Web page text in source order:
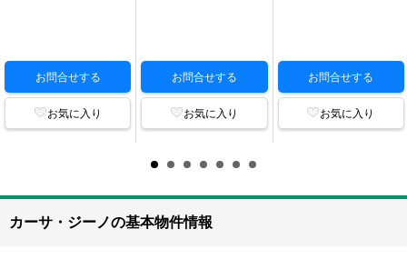
お問合せする
お気に入り
お問合せする
お気に入り
お問合せする
お気に入り
カーサ・ジーノの基本物件情報